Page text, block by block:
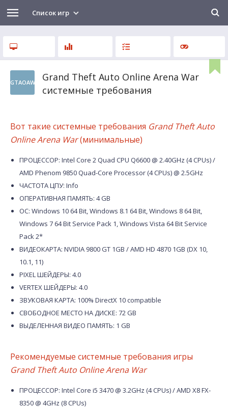
Список игр
GTAOAW
Grand Theft Auto Online Arena War
системные требования
Вот такие системные требования Grand Theft Auto
Online Arena War(минимальные)
ПРОЦЕССОР: Intel Core 2 Quad CPU Q6600 @ 2.40GHz (4 CPUs) /
AMD Phenom 9850 Quad-Core Processor (4 CPUs) @ 2.5GHz
ЧАСТОТА ЦПУ: Info
ОПЕРАТИВНАЯ ПАМЯТЬ: 4 GB
ОС: Windows 10 64 Bit, Windows 8.1 64 Bit, Windows 8 64 Bit,
Windows 7 64 Bit Service Pack 1, Windows Vista 64 Bit Service
Pack 2*
ВИДЕОКАРТА: NVIDIA 9800 GT 1GB / AMD HD 4870 1GB (DX 10,
10.1, 11)
PIXEL ШЕЙДЕРЫ: 4.0
VERTEX ШЕЙДЕРЫ: 4.0
ЗВУКОВАЯ КАРТА: 100% DirectX 10 compatible
СВОБОДНОЕ МЕСТО НА ДИСКЕ: 72 GB
ВЫДЕЛЕННАЯ ВИДЕО ПАМЯТЬ: 1 GB
Рекомендуемые системные требования игры
Grand Theft Auto Online Arena War
ПРОЦЕССОР: Intel Core i5 3470 @ 3.2GHz (4 CPUs) / AMD X8 FX-
8350 @ 4GHz (8 CPUs)